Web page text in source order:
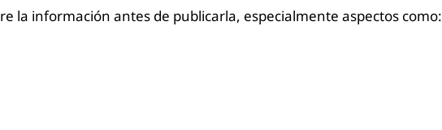
la información antes de publicarla, especialmente aspectos como: